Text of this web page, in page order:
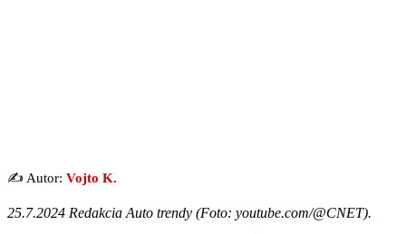
✍️ Autor: Vojto K.
25.7.2024 Redakcia Auto trendy (Foto: youtube.com/@CNET).